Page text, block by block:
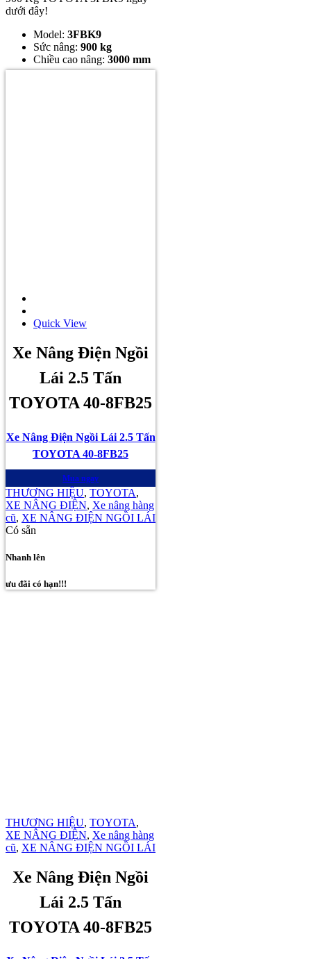
dưới đây!
Model: 3FBK9
Sức nâng: 900 kg
Chiều cao nâng: 3000 mm
Quick View
Xe Nâng Điện Ngồi
Lái 2.5 Tấn
TOYOTA 40-8FB25
Xe Nâng Điện Ngồi Lái 2.5 Tấn
TOYOTA 40-8FB25
Mua ngay
THƯƠNG HIỆU, TOYOTA,
XE NÂNG ĐIỆN, Xe nâng hàng
cũ, XE NÂNG ĐIỆN NGỒI LÁI
Có sẵn
Nhanh lên
ưu đãi có hạn!!!
THƯƠNG HIỆU, TOYOTA,
XE NÂNG ĐIỆN, Xe nâng hàng
cũ, XE NÂNG ĐIỆN NGỒI LÁI
Xe Nâng Điện Ngồi
Lái 2.5 Tấn
TOYOTA 40-8FB25